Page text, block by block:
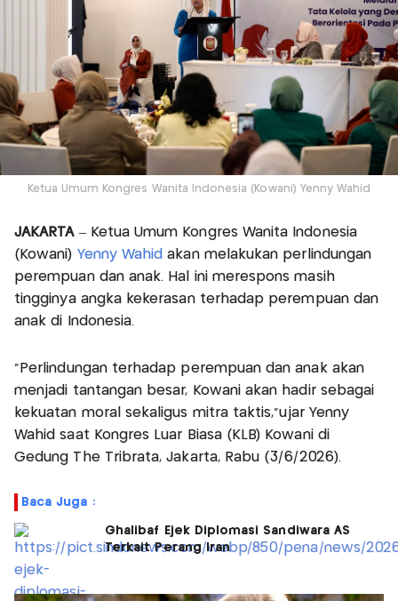
Ketua Umum Kongres Wanita Indonesia (Kowani) Yenny Wahid
JAKARTA– Ketua Umum Kongres Wanita Indonesia
(Kowani) Yenny Wahidakan melakukan perlindungan
perempuan dan anak. Hal ini merespons masih
tingginya angka kekerasan terhadap perempuan dan
anak di Indonesia.
“Perlindungan terhadap perempuan dan anak akan
menjadi tantangan besar, Kowani akan hadir sebagai
kekuatan moral sekaligus mitra taktis,”ujar Yenny
Wahid saat Kongres Luar Biasa (KLB) Kowani di
Gedung The Tribrata, Jakarta, Rabu (3/6/2026).
Baca Juga :
Ghalibaf Ejek Diplomasi Sandiwara AS
Terkait Perang Iran